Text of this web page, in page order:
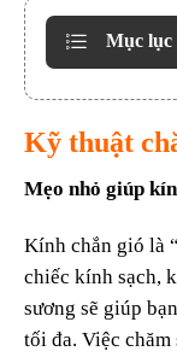
Mục lục
Kỹ thuật
Mẹo nhỏ giúp
Kính chắn gió là
chiếc kính sạch,
sương sẽ giúp
tối đa. Việc